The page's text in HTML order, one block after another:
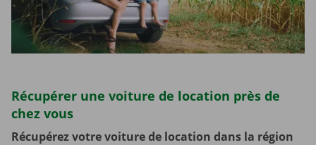
Récupérer une voiture de location près de
chez vous
Récupérez votre voiture de location dans la région